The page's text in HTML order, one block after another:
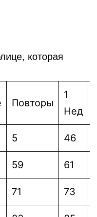
которая
Повторы
1
Нед
5 46
59 61
71 73